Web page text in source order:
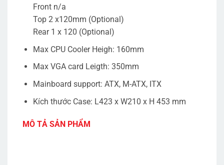
Front n/a
Top 2 x120mm (Optional)
Rear 1 x 120 (Optional)
Max CPU Cooler Heigh: 160mm
Max VGA card Leigth: 350mm
Mainboard support: ATX, M-ATX, ITX
Kích thước Case: L423 x W210 x H 453 mm
MÔ TẢ SẢN PHẨM